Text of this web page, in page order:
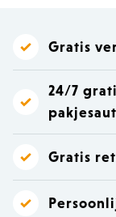
Gratis
24/7
Gratis